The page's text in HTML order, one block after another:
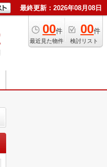
最終更新：2026年08月08日
00件
最近見た物件
00件
検討リスト